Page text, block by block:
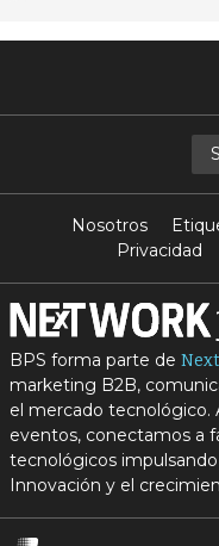
Nosotros
Privacidad
BPS forma parte de
marketing B2B,
el mercado tecnológico.
eventos, conectamos a
tecnológicos
Innovación y el